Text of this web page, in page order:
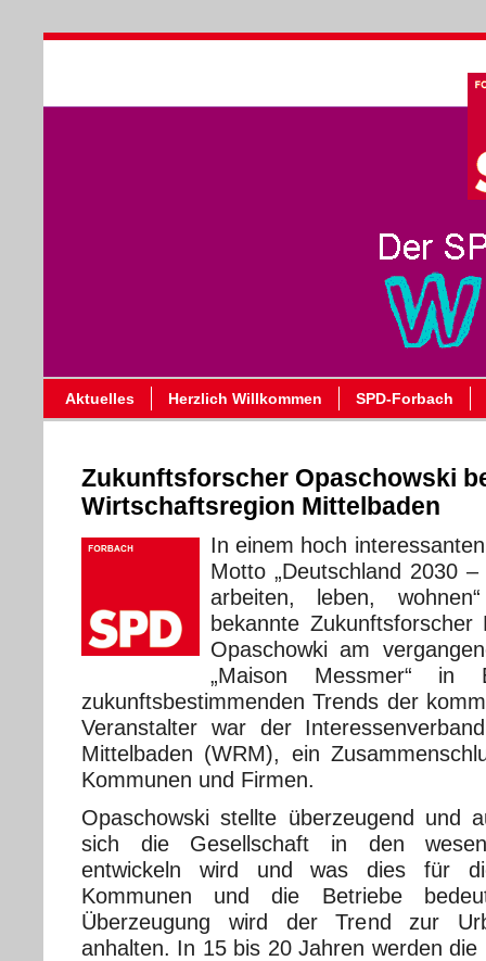
Aktuelles Herzlich Willkommen SPD-Forbach
Zukunftsforscher Opaschowski
Wirtschaftsregion Mittelbaden
In einem hoch
Motto „Deutschland 2030
arbeiten, leben,
bekannte
Opaschowki am
„Maison Messmer“ in
zukunftsbestimmenden Trends der
Veranstalter war der
Mittelbaden (WRM), ein
Kommunen und Firmen.
Opaschowski stellte überzeugend und
sich die Gesellschaft in den
entwickeln wird und was dies für
Kommunen und die Betriebe
Überzeugung wird der Trend zur
anhalten. In 15 bis 20 Jahren werden die